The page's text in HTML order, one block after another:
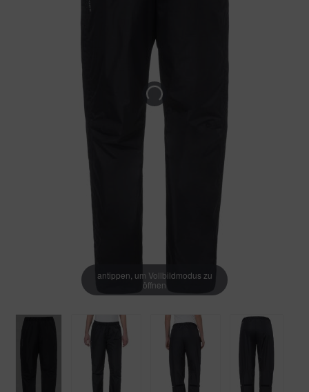
antippen, um Vollbildmodus zu
öffnen